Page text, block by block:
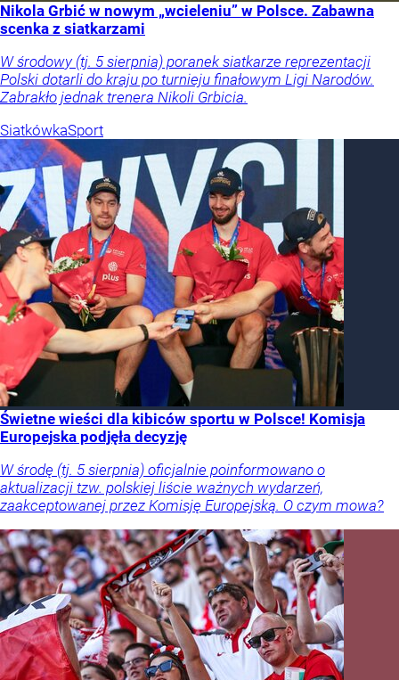
Nikola Grbić w nowym „wcieleniu” w Polsce. Zabawna
scenka z siatkarzami
W środowy (tj. 5 sierpnia) poranek siatkarze reprezentacji
Polski dotarli do kraju po turnieju finałowym Ligi Narodów.
Zabrakło jednak trenera Nikoli Grbicia.
SiatkówkaSport
Świetne wieści dla kibiców sportu w Polsce! Komisja
Europejska podjęła decyzję
W środę (tj. 5 sierpnia) oficjalnie poinformowano o
aktualizacji tzw. polskiej liście ważnych wydarzeń,
zaakceptowanej przez Komisję Europejską. O czym mowa?